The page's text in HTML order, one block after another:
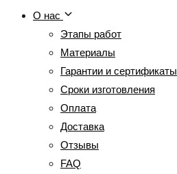
О нас
Этапы работ
Материалы
Гарантии и сертификаты
Сроки изготовления
Оплата
Доставка
Отзывы
FAQ